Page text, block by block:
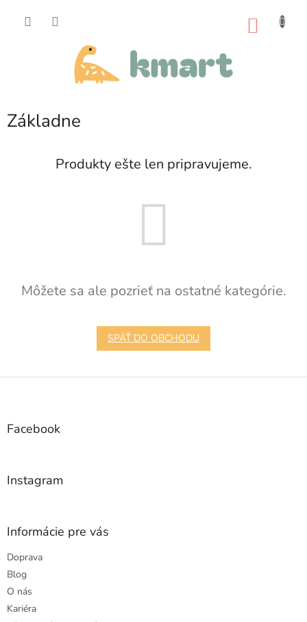
Základne
Produkty ešte len pripravujeme.
Môžete sa ale pozrieť na ostatné kategórie.
SPÄŤ DO OBCHODU
Z
Facebook
Instagram
Informácie pre vás
Doprava
Blog
O nás
Kariéra